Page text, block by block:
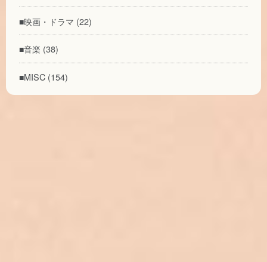
■映画・ドラマ (22)
■音楽 (38)
■MISC (154)